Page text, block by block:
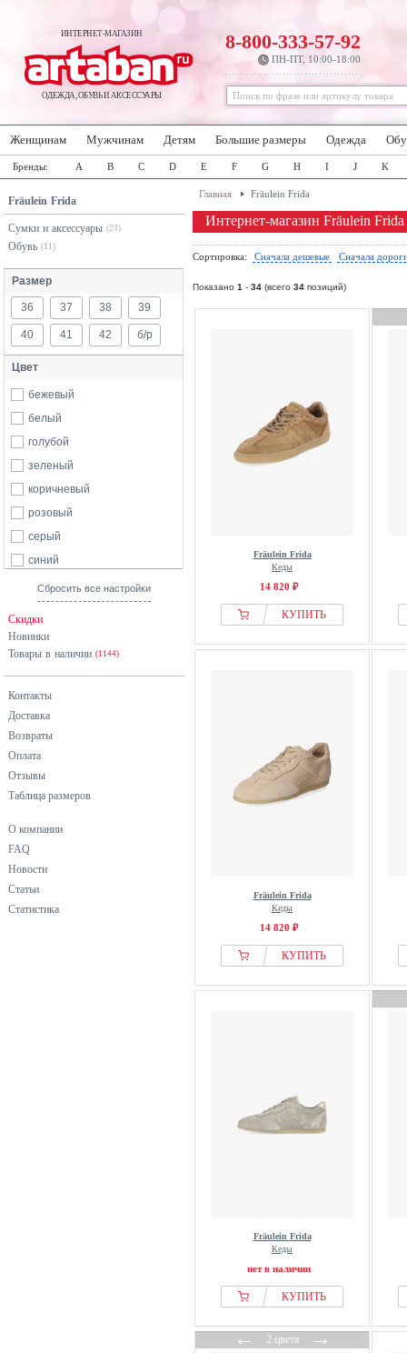
ИНТЕРНЕТ-МАГАЗИН
ОДЕЖДА, ОБУВЬ И АКСЕССУАРЫ
8-800-333-57-92
ПН-ПТ, 10:00-18:00
Женщинам Мужчинам Детям Большие размеры Одежда
Бренды: A B C D E F G H I J K
Fräulein Frida
Сумки и аксессуары (23)
Обувь (11)
Размер
36 37 38 39
40 41 42 б/р
Цвет
бежевый
белый
голубой
зеленый
коричневый
розовый
серый
синий
хаки
Сбросить все настройки
Скидки
Новинки
Товары в наличии (1144)
Контакты
Доставка
Возвраты
Оплата
Отзывы
Таблица размеров
О компании
FAQ
Новости
Статьи
Статистика
Главная Fräulein Frida
Интернет-магазин Fräulein Frida
Сортировка: Сначала дешевые Сначала
Показано 1 - 34 (всего 34 позиций)
Fräulein Frida
Кеды
14 820 ₽
КУПИТЬ
Fräulein Frida
Кеды
14 820 ₽
КУПИТЬ
Fräulein Frida
Кеды
нет в наличии
КУПИТЬ
←2 цвета→